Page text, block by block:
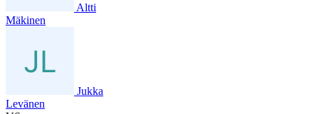
Altti
Mäkinen
Jukka
Levänen